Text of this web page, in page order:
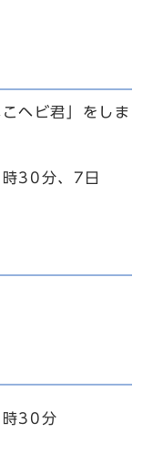
ヘビ君」をしま
30分、7日
30分